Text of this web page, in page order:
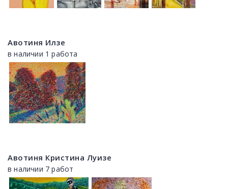
Авотиня Илзе
в наличии 1 работа
Авотиня Кристина Луизе
в наличии 7 работ